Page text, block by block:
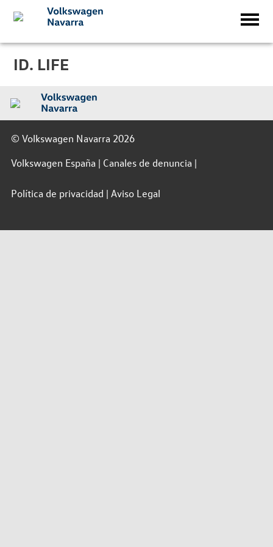
ID. LIFE
© Volkswagen Navarra 2026
Volkswagen España
Canales de denuncia
Política de privacidad Aviso Legal